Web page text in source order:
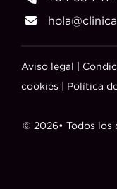
© 2026• Todos los
Aviso legal |
cookies | Política